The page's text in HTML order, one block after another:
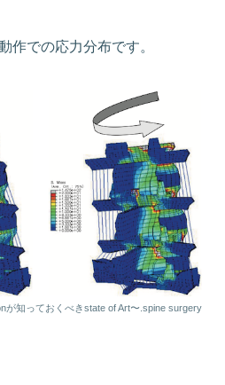
作での応力分布です。
が知っておくべきstate of Art〜.spine surgery